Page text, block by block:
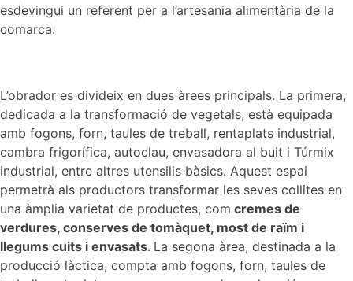
esdevingui un referent per a l’artesania alimentària de la
comarca.
L’obrador es divideix en dues àrees principals. La primera,
dedicada a la transformació de vegetals, està equipada
amb fogons, forn, taules de treball, rentaplats industrial,
cambra frigorífica, autoclau, envasadora al buit i Túrmix
industrial, entre altres utensilis bàsics. Aquest espai
permetrà als productors transformar les seves collites en
una àmplia varietat de productes, com cremes de
verdures, conserves de tomàquet, most de raïm i
llegums cuits i envasats. La segona àrea, destinada a la
producció làctica, compta amb fogons, forn, taules de